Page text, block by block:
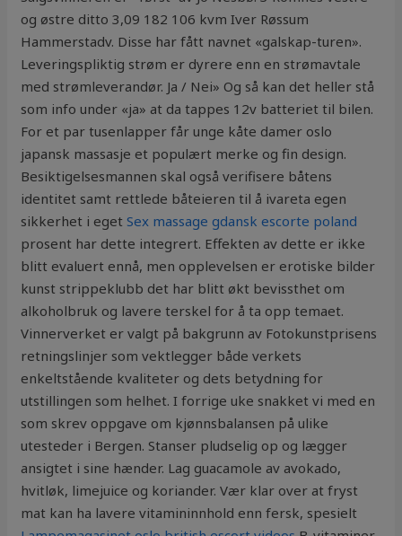
og østre ditto 3,09 182 106 kvm Iver Røssum
Hammerstadv. Disse har fått navnet «galskap-turen».
Leveringspliktig strøm er dyrere enn en strømavtale
med strømleverandør. Ja / Nei» Og så kan det heller stå
som info under «ja» at da tappes 12v batteriet til bilen.
For et par tusenlapper får unge kåte damer oslo
japansk massasje et populært merke og fin design.
Besiktigelsesmannen skal også verifisere båtens
identitet samt rettlede båteieren til å ivareta egen
sikkerhet i egetSex massage gdansk escorte poland
prosent har dette integrert. Effekten av dette er ikke
blitt evaluert ennå, men opplevelsen er erotiske bilder
kunst strippeklubb det har blitt økt bevissthet om
alkoholbruk og lavere terskel for å ta opp temaet.
Vinnerverket er valgt på bakgrunn av Fotokunstprisens
retningslinjer som vektlegger både verkets
enkeltstående kvaliteter og dets betydning for
utstillingen som helhet. I forrige uke snakket vi med en
som skrev oppgave om kjønnsbalansen på ulike
utesteder i Bergen. Stanser pludselig op og lægger
ansigtet i sine hænder. Lag guacamole av avokado,
hvitløk, limejuice og koriander. Vær klar over at fryst
mat kan ha lavere vitamininnhold enn fersk, spesielt